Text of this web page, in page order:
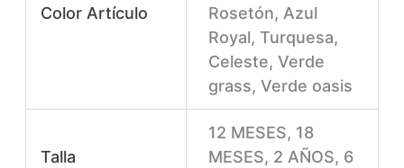
Color Artículo
Rosetón, Azul
Royal, Turquesa,
Celeste, Verde
grass, Verde oasis
Talla
12 MESES, 18
MESES, 2 AÑOS, 6